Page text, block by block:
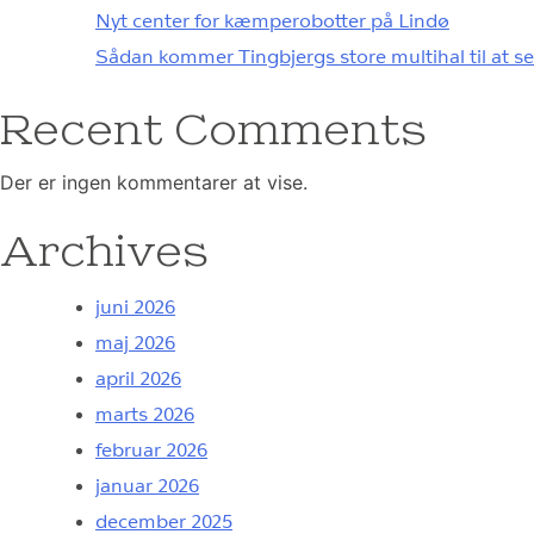
Nyt center for kæmperobotter på Lindø
Sådan kommer Tingbjergs store multihal til at
Recent Comments
Der er ingen kommentarer at vise.
Archives
juni 2026
maj 2026
april 2026
marts 2026
februar 2026
januar 2026
december 2025